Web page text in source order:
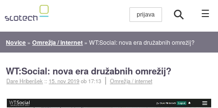
☰
Novice »Omrežja / internet »WT:Social: nova era družabnih omrežij?
WT:Social: nova era družabnih omrežij?
Dare Hriberšek :: 15. nov 2019ob 17:13 Omrežja / internet